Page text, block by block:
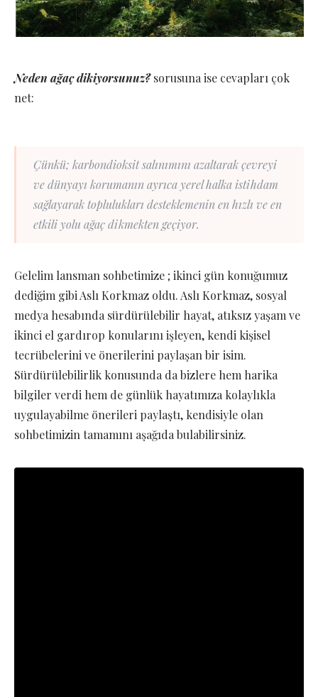
Neden ağaç dikiyorsunuz?sorusuna ise cevapları çok
net:
Çünkü; karbondioksit salınımını azaltarak çevreyi
ve dünyayı korumanın ayrıca yerel halka istihdam
sağlayarak toplulukları desteklemenin en hızlı ve en
etkili yolu ağaç dikmekten geçiyor.
Gelelim lansman sohbetimize ; ikinci gün konuğumuz
dediğim gibi Aslı Korkmaz oldu. Aslı Korkmaz, sosyal
medya hesabında sürdürülebilir hayat, atıksız yaşam ve
ikinci el gardırop konularını işleyen, kendi kişisel
tecrübelerini ve önerilerini paylaşan bir isim.
Sürdürülebilirlik konusunda da bizlere hem harika
bilgiler verdi hem de günlük hayatımıza kolaylıkla
uygulayabilme önerileri paylaştı, kendisiyle olan
sohbetimizin tamamını aşağıda bulabilirsiniz.